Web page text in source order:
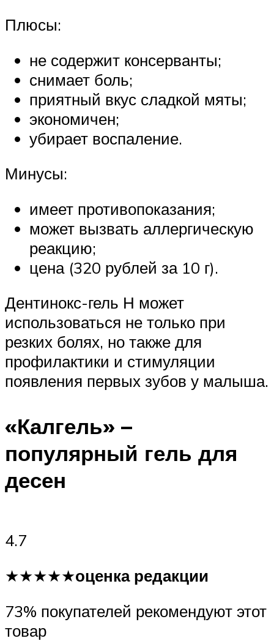
Плюсы:
не содержит консерванты;
снимает боль;
приятный вкус сладкой мяты;
экономичен;
убирает воспаление.
Минусы:
имеет противопоказания;
может вызвать аллергическую
реакцию;
цена (320 рублей за 10 г).
Дентинокс-гель Н может
использоваться не только при
резких болях, но также для
профилактики и стимуляции
появления первых зубов у малыша.
«Калгель» –
популярный гель для
десен
4.7
★★★★★оценка редакции
73% покупателей рекомендуют этот
товар